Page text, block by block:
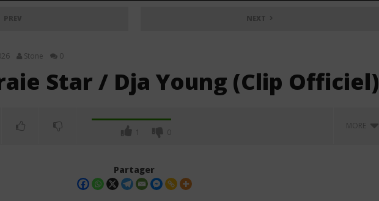
PREV NEXT
Stone 0
Star / Dja Young (Clip Officiel)
1 0
MORE
Partager